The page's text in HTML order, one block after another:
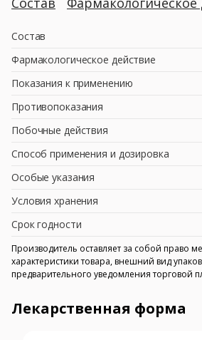
Состав
Фармакологическое действие
Показания к применению
Противопоказания
Побочные действия
Способ применения и дозировка
Особые указания
Условия хранения
Срок годности
Производитель оставляет за собой право
характеристики товара, внешний вид
предварительного уведомления торговой
Лекарственная форма